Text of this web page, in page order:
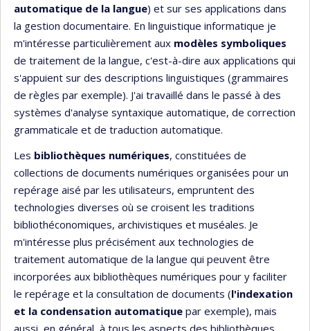
automatique de la langue) et sur ses applications dans
la gestion documentaire. En linguistique informatique je
m'intéresse particulièrement aux modèles symboliques
de traitement de la langue, c'est-à-dire aux applications qui
s'appuient sur des descriptions linguistiques (grammaires
de règles par exemple). J'ai travaillé dans le passé à des
systèmes d'analyse syntaxique automatique, de correction
grammaticale et de traduction automatique.
Les bibliothèques numériques, constituées de
collections de documents numériques organisées pour un
repérage aisé par les utilisateurs, empruntent des
technologies diverses où se croisent les traditions
bibliothéconomiques, archivistiques et muséales. Je
m'intéresse plus précisément aux technologies de
traitement automatique de la langue qui peuvent être
incorporées aux bibliothèques numériques pour y faciliter
le repérage et la consultation de documents (l'indexation
et la condensation automatique par exemple), mais